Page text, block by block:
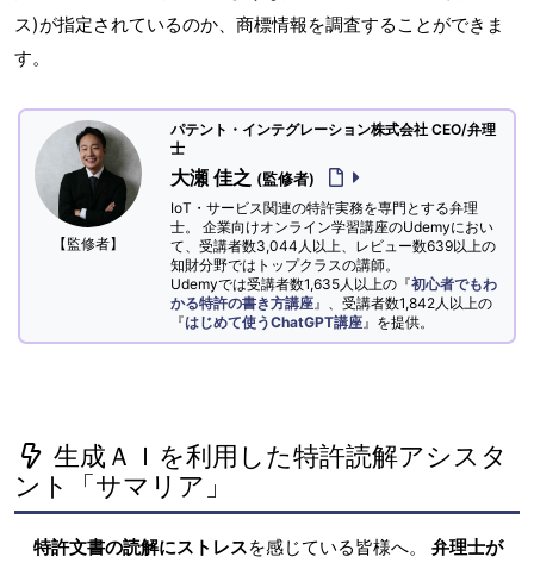
ス)が指定されているのか、商標情報を調査することができま
す。
【監修者】
パテント・インテグレーション株式会社 CEO/弁理
士
大瀬 佳之 (監修者)
IoT・サービス関連の特許実務を専門とする弁理
士。 企業向けオンライン学習講座のUdemyにおい
て、受講者数3,044人以上、レビュー数639以上の
知財分野ではトップクラスの講師。
Udemyでは受講者数1,635人以上の『初心者でもわ
かる特許の書き方講座 』、受講者数1,842人以上の
『はじめて使うChatGPT講座 』を提供。
生成ＡＩを利用した特許読解アシスタ
ント「サマリア」
特許文書の読解にストレスを感じている皆様へ。 弁理士が